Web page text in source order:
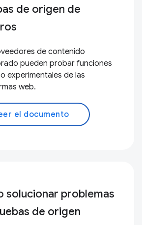
de origen de
de contenido
pueden probar funciones
experimentales de las
web.
el documento
solucionar problemas
de origen